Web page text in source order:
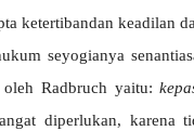
ketertibandan keadilan
seyogianya
oleh Radbruch yaitu:
diperlukan, karena